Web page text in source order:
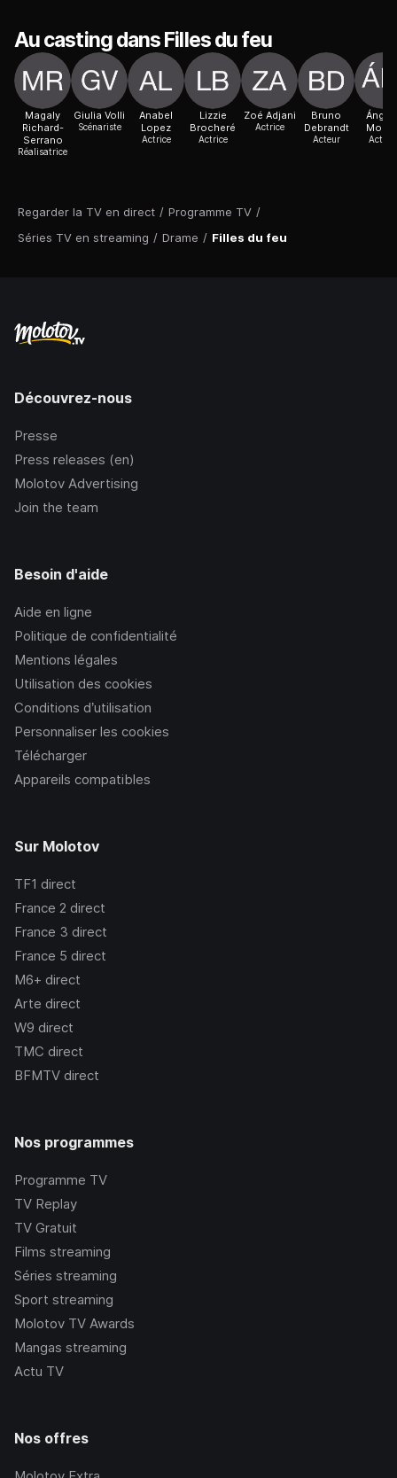
Regarder la TV en direct / Programme TV /
Séries TV en streaming / Drame / Filles du feu
Au casting dans Filles du feu
Magaly
Richard-
Serrano
Réalisatrice
Giulia Volli
Scénariste
Anabel
Lopez
Actrice
Lizzie
Brocheré
Actrice
Zoé Adjani
Actrice
Bruno
Debrandt
Acteur Actrice
Découvrez-nous
Presse
Press releases (en)
Molotov Advertising
Join the team
Besoin d'aide
Aide en ligne
Politique de confidentialité
Mentions légales
Utilisation des cookies
Conditions d’utilisation
Personnaliser les cookies
Télécharger
Appareils compatibles
Sur Molotov
TF1 direct
France 2 direct
France 3 direct
France 5 direct
M6+ direct
Arte direct
W9 direct
TMC direct
BFMTV direct
Nos programmes
Programme TV
TV Replay
TV Gratuit
Films streaming
Séries streaming
Sport streaming
Molotov TV Awards
Mangas streaming
Actu TV
Nos offres